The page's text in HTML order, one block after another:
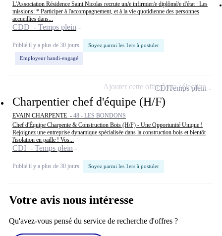
L'Association Résidence Saint Nicolas recrute un/e infirmier/e diplômé/e d'état : Les
missions: * Participer à l'accompagnement, et à la vie quotidienne des personnes
accueillies dans...
CDD - Temps plein
Publié il y a plus de 30 jours Soyez parmi les 1ers à postuler
Employeur handi-engagé
Charpentier chef d'équipe (H/F)
EVAIN CHARPENTE - 48 - LES BONDONS
Chef d'Équipe Charpente & Construction Bois (H/F) - Une Opportunité Unique !
Rejoignez une entreprise dynamique spécialisée dans la construction bois et bientôt
l'isolation en paille ! Vos...
CDI - Temps plein
Publié il y a plus de 30 jours Soyez parmi les 1ers à postuler
CDITemps plein
Ajouter cette offre à ma sélection
Votre avis nous intéresse
Qu'avez-vous pensé du service de recherche d'offres ?